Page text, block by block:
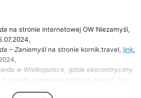
na stronie internetowej OW Niezamyśl,
– Zaniemyśl na stronie kornik.travel, link,
w Wielkopolsce, gdzie ekscentryczny
z armaty w serwisie podroze.onet.pl, link